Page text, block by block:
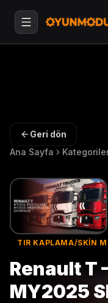
Geri dön
Ana Sayfa
TIR KAPLAMA/SKIN
Renault T
MY2025